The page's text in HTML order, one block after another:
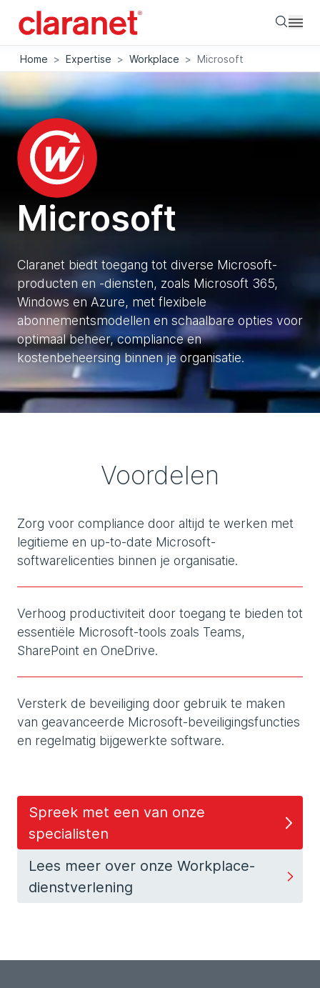
Home > Expertise > Workplace > Microsoft
Microsoft
Claranet biedt toegang tot diverse Microsoft-
producten en -diensten, zoals Microsoft 365,
Windows en Azure, met flexibele
abonnementsmodellen en schaalbare opties voor
optimaal beheer, compliance en
kostenbeheersing binnen je organisatie.
Voordelen
Zorg voor compliance door altijd te werken met
legitieme en up-to-date Microsoft-
softwarelicenties binnen je organisatie.
Verhoog productiviteit door toegang te bieden tot
essentiële Microsoft-tools zoals Teams,
SharePoint en OneDrive.
Versterk de beveiliging door gebruik te maken
van geavanceerde Microsoft-beveiligingsfuncties
en regelmatig bijgewerkte software.
Spreek met een van onze
specialisten
Lees meer over onze Workplace-
dienstverlening